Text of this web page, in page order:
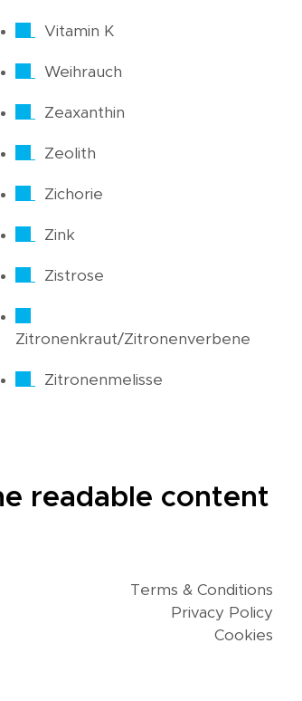
Vitamin K
Weihrauch
Zeaxanthin
Zeolith
Zichorie
Zink
Zistrose
Zitronenkraut/Zitronenverbene
Zitronenmelisse
readable content
Terms & Conditions
Privacy Policy
Cookies